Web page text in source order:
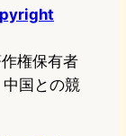
権保有者
国との競